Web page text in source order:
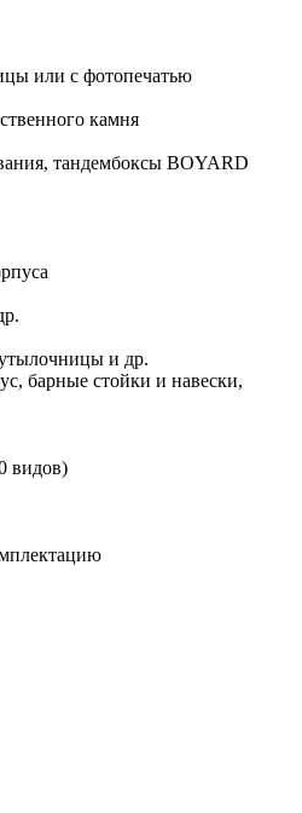
или с фотопечатью
камня
тандембоксы BOYARD
и др.
барные стойки и навески,
видов)